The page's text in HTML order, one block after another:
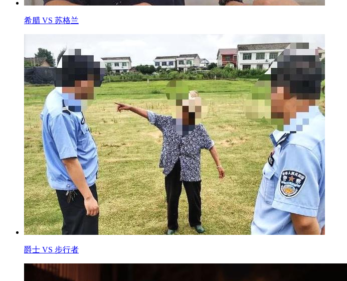
希腊 VS 苏格兰
爵士 VS 步行者